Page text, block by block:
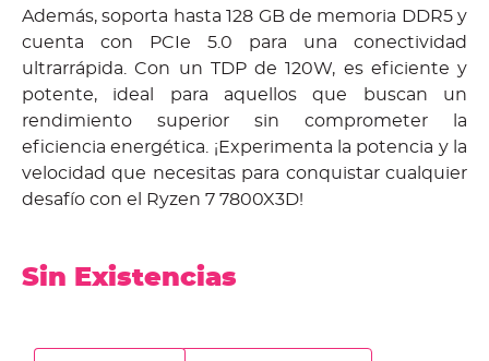
Además, soporta hasta 128 GB de memoria DDR5 y
cuenta con PCIe 5.0 para una conectividad
ultrarrápida. Con un TDP de 120W, es eficiente y
potente, ideal para aquellos que buscan un
rendimiento superior sin comprometer la
eficiencia energética. ¡Experimenta la potencia y la
velocidad que necesitas para conquistar cualquier
desafío con el Ryzen 7 7800X3D!
Sin Existencias